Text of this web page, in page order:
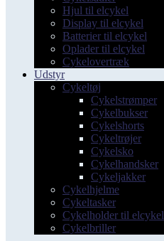
Hjul til elcykel
Display til elcykel
Batterier til elcykel
Oplader til elcykel
Cykelovertræk
Udstyr
Cykeltøj
Cykelstrømper
Cykelbukser
Cykelshorts
Cykeltrøjer
Cykelsko
Cykelhandsker
Cykeljakker
Cykelhjelme
Cykeltasker
Cykelholder til elcykel
Cykelbriller